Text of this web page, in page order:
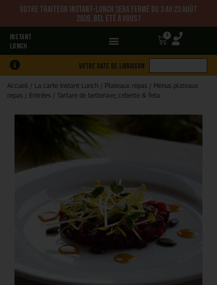
Votre traiteur Instant-Lunch sera fermé du 3 au 23 août
2026. Bel été à vous !
INSTANT
LUNCH
0
Votre date de livraison
Accueil / La carte Instant Lunch / Plateaux repas / Menus plateaux
repas / Entrées / Tartare de betterave, cebette & feta